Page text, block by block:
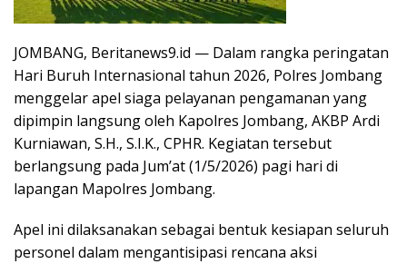
JOMBANG, Beritanews9.id — Dalam rangka peringatan
Hari Buruh Internasional tahun 2026, Polres Jombang
menggelar apel siaga pelayanan pengamanan yang
dipimpin langsung oleh Kapolres Jombang, AKBP Ardi
Kurniawan, S.H., S.I.K., CPHR. Kegiatan tersebut
berlangsung pada Jum’at (1/5/2026) pagi hari di
lapangan Mapolres Jombang.
Apel ini dilaksanakan sebagai bentuk kesiapan seluruh
personel dalam mengantisipasi rencana aksi